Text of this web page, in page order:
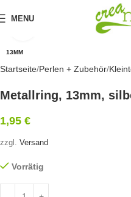
MENU
13MM
Startseite Perlen + Zubehör
Metallring, 13mm,
1,95 €
zzgl. Versand
Vorrätig